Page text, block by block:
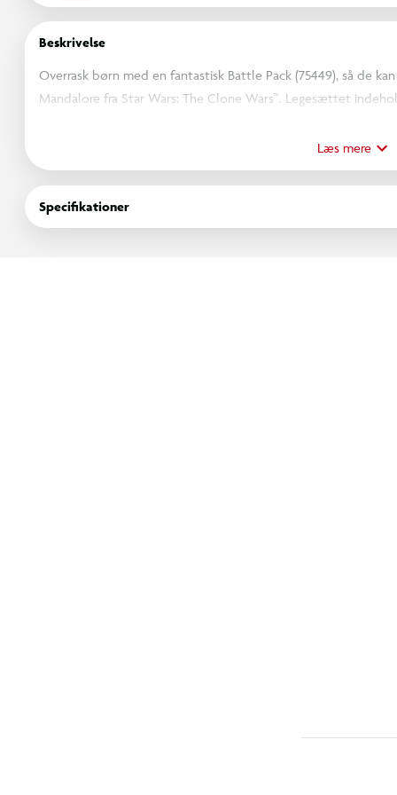
Beskrivelse
Overrask børn med en fantastisk Battle Pack (75449), så de
Mandalore fra Star Wars: The Clone Wars™. Legesættet
mandaloriansk speeder, klonsoldaternes barrikade og masser
Aktivér speederens knopskydende blaster, og forsvar
kommandosoldaternes jetpacks fast, og angrib fra luften
fantasifulde detaljer, og er en fantastisk lille gave til drenge,
Læs mere
Specifikationer